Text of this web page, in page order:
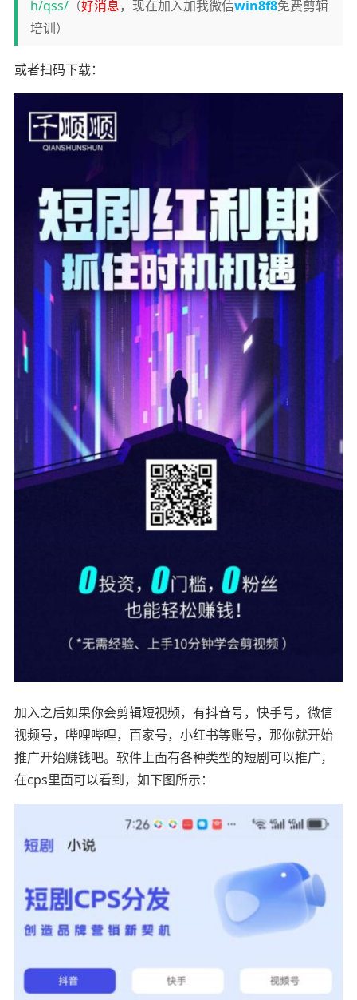
h/qss/（好消息，现在加入加我微信win8f8免费剪辑
培训）
或者扫码下载：
加入之后如果你会剪辑短视频，有抖音号，快手号，微信
视频号，哔哩哔哩，百家号，小红书等账号，那你就开始
推广开始赚钱吧。软件上面有各种类型的短剧可以推广，
在cps里面可以看到，如下图所示：